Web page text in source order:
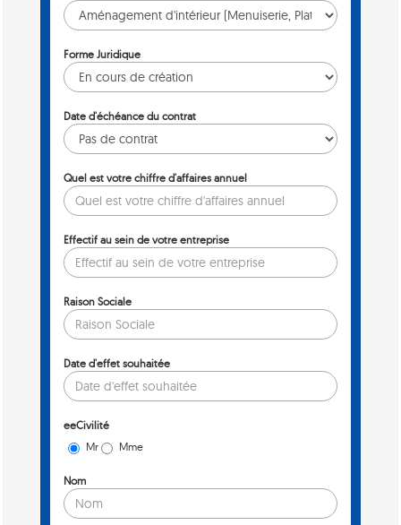
Forme Juridique
Date d'échéance du contrat
Quel est votre chiffre d'affaires annuel
Effectif au sein de votre entreprise
Raison Sociale
Date d'effet souhaitée
eeCivilité
Mr
Mme
Nom